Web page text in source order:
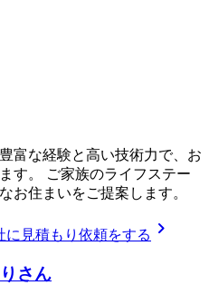
富な経験と高い技術力で、お
す。 ご家族のライフステー
お住まいをご提案します。
に見積もり依頼をする chevron_right
さん